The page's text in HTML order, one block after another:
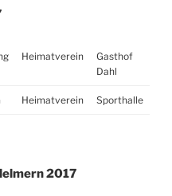
Heimatverein
Gasthof
Dahl
Heimatverein Sporthalle
2017